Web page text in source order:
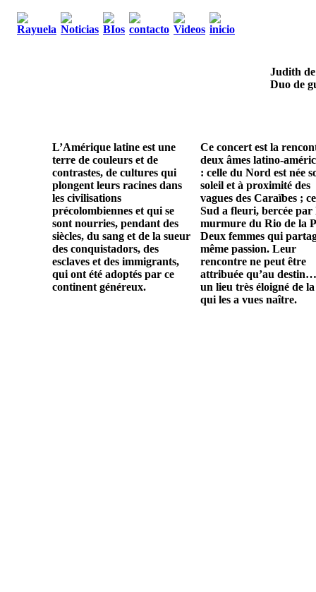
Judith
Duo de
L’Amérique latine est une
terre de couleurs et de
contrastes, de cultures qui
plongent leurs racines dans
les civilisations
précolombiennes et qui se
sont nourries, pendant des
siècles, du sang et de la sueur
des conquistadors, des
esclaves et des immigrants,
qui ont été adoptés par ce
continent généreux.
Ce concert est la
deux âmes latino-
: celle du Nord est née
soleil et à proximité des
vagues des Caraïbes ;
Sud a fleuri, bercée par
murmure du Rio de la
Deux femmes qui
même passion. Leur
rencontre ne peut être
attribuée qu’au
un lieu très éloigné de
qui les a vues naître.